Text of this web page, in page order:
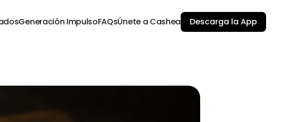
Generación ImpulsoFAQsÚnete a Cashea Descarga la App